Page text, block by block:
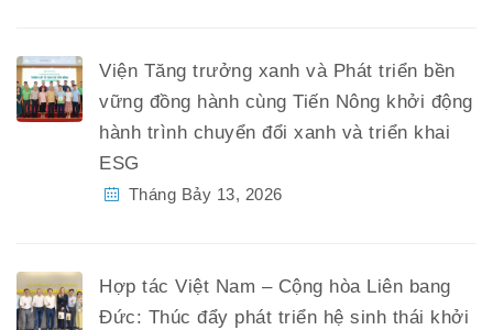
Viện Tăng trưởng xanh và Phát triển bền
vững đồng hành cùng Tiến Nông khởi động
hành trình chuyển đổi xanh và triển khai
ESG
Tháng Bảy 13, 2026
Hợp tác Việt Nam – Cộng hòa Liên bang
Đức: Thúc đẩy phát triển hệ sinh thái khởi